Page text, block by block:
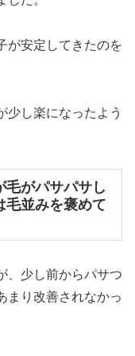
が安定してきたのを
少し楽になったよう
毛がパサパサし
毛並みを褒めて
、少し前からパサつ
まり改善されなかっ